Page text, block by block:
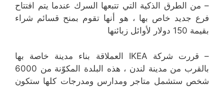
– من الطرق الذكية التي تتبعها السرك عندما يتم افتتاح
فرع جديد خاص بها ، هو أنها تقوم بمنح قسائم شراء
بقيمة 150 دولار لأوائل زبائنها
– قررت شركة IKEA العملاقة بناء مدينة خاصة بها
بالقرب من مدينة لندن ، هذه البلدة المكوّنة من 6000
شخص ستشمل متاجر ومدارس ومدرجات كلها ستكون